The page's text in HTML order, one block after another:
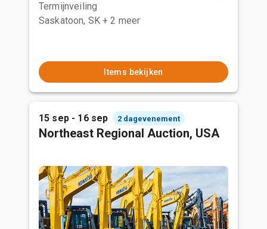
Termijnveiling
Saskatoon, SK + 2 meer
Items bekijken
15 sep - 16 sep 2 dagevenement
Northeast Regional Auction, USA